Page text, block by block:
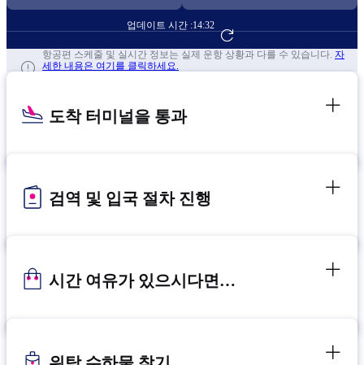
업데이트 시간 :14:32
항공편 예약하기
항공편 스케줄 및 실시간 정보는 실제 운항 상황과 다를 수 있습니다. 자
세한 내용은 여기를 클릭하세요.
도착 터미널을 통과
검역 및 입국 절차 진행
시간 여유가 있으시다면…